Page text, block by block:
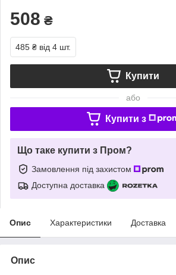
508 ₴
485 ₴ від 4 шт.
Купити
або
Купити з
Що таке купити з Пром?
Замовлення під захистом
Доступна доставка
Опис Характеристики Доставка
Опис